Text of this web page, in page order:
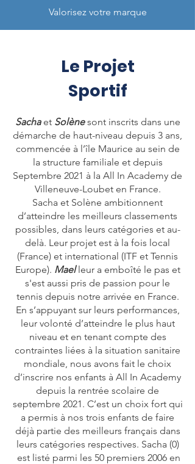
Valorisez votre marque
Le Projet
Sportif
Sachaet Solènesont inscrits dans une
démarche de haut-niveau depuis 3 ans,
commencée à l’île Maurice au sein de
la structure familiale et depuis
Septembre 2021 à la All In Academy de
Villeneuve-Loubet en France.
Sacha et Solène ambitionnent
d’atteindre les meilleurs classements
possibles, dans leurs catégories et au-
delà. Leur projet est à la fois local
(France) et international (ITF et Tennis
Europe). Maelleur a emboîté le pas et
s'est aussi pris de passion pour le
tennis depuis notre arrivée en France.
En s’appuyant sur leurs performances,
leur volonté d’atteindre le plus haut
niveau et en tenant compte des
contraintes liées à la situation sanitaire
mondiale, nous avons fait le choix
d’inscrire nos enfants à All In Academy
depuis la rentrée scolaire de
septembre 2021. C’est un choix fort qui
a permis à nos trois enfants de faire
déjà partie des meilleurs français dans
leurs catégories respectives. Sacha (0)
est listé parmi les 50 premiers 2006 en